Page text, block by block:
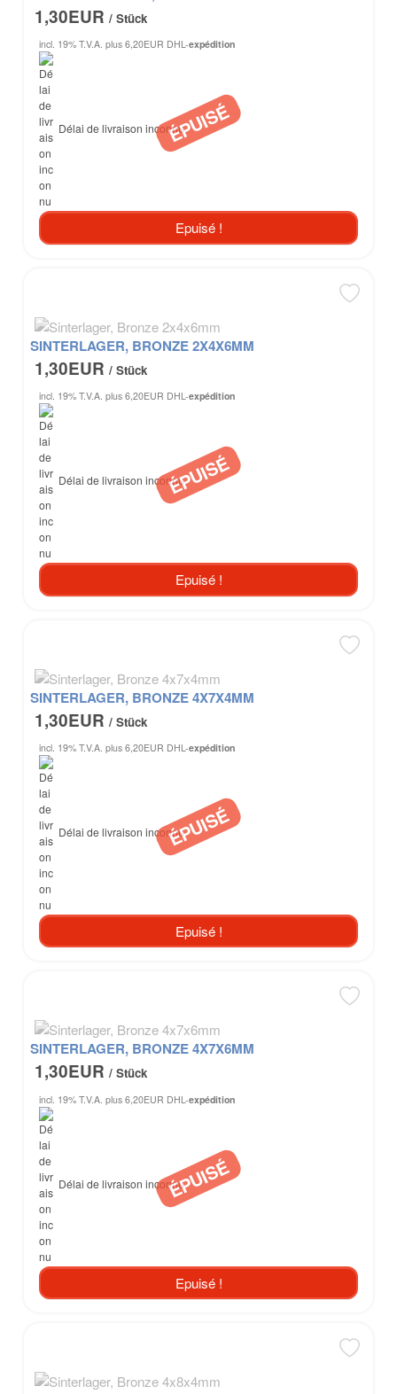
1,30EUR/ Stück
incl. 19% T.V.A. plus 6,20EUR DHL-expédition
Délai de livraison inconnu
Epuisé !
SINTERLAGER, BRONZE 2X4X6MM
1,30EUR/ Stück
incl. 19% T.V.A. plus 6,20EUR DHL-expédition
Délai de livraison inconnu
Epuisé !
SINTERLAGER, BRONZE 4X7X4MM
1,30EUR/ Stück
incl. 19% T.V.A. plus 6,20EUR DHL-expédition
Délai de livraison inconnu
Epuisé !
SINTERLAGER, BRONZE 4X7X6MM
1,30EUR/ Stück
incl. 19% T.V.A. plus 6,20EUR DHL-expédition
Délai de livraison inconnu
Epuisé !